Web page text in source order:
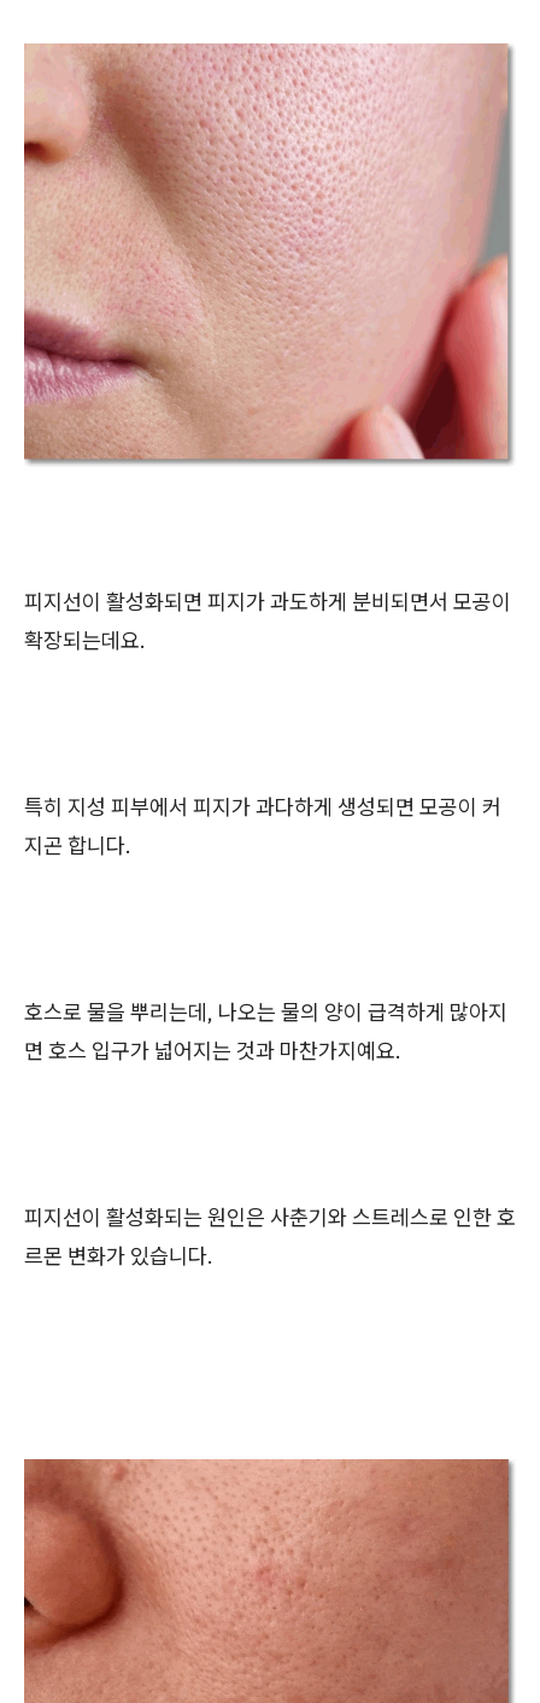
피지선이 활성화되면 피지가 과도하게 분비되면서 모공이
확장되는데요.
특히 지성 피부에서 피지가 과다하게 생성되면 모공이 커
지곤 합니다.
호스로 물을 뿌리는데, 나오는 물의 양이 급격하게 많아지
면 호스 입구가 넓어지는 것과 마찬가지예요.
피지선이 활성화되는 원인은 사춘기와 스트레스로 인한 호
르몬 변화가 있습니다.